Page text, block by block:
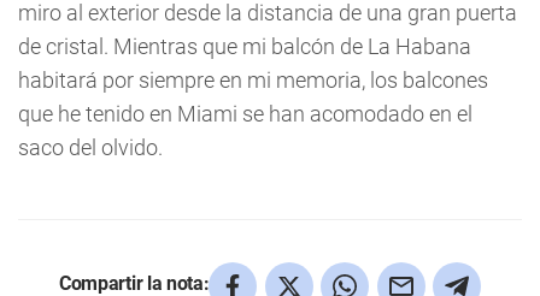
miro al exterior desde la distancia de una gran puerta
de cristal. Mientras que mi balcón de La Habana
habitará por siempre en mi memoria, los balcones
que he tenido en Miami se han acomodado en el
saco del olvido.
Compartir la nota: